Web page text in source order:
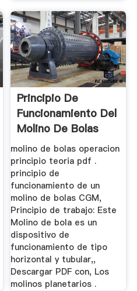
Principio De
Funcionamiento Del
Molino De Bolas
molino de bolas operacion
principio teoria pdf .
principio de
funcionamiento de un
molino de bolas CGM,
Principio de trabajo: Este
Molino de bola es un
dispositivo de
funcionamiento de tipo
horizontal y tubular,,
Descargar PDF con, Los
molinos planetarios .